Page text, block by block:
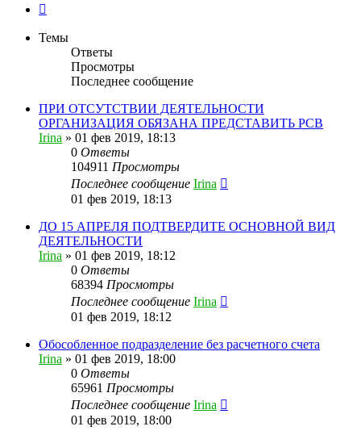
Темы
Ответы
Просмотры
Последнее сообщение
ПРИ ОТСУТСТВИИ ДЕЯТЕЛЬНОСТИ
ОРГАНИЗАЦИЯ ОБЯЗАНА ПРЕДСТАВИТЬ РСВ
Irina » 01 фев 2019, 18:13
0 Ответы
104911 Просмотры
Последнее сообщение Irina
01 фев 2019, 18:13
ДО 15 АПРЕЛЯ ПОДТВЕРДИТЕ ОСНОВНОЙ ВИД
ДЕЯТЕЛЬНОСТИ
Irina » 01 фев 2019, 18:12
0 Ответы
68394 Просмотры
Последнее сообщение Irina
01 фев 2019, 18:12
Обособленное подразделение без расчетного счета
Irina » 01 фев 2019, 18:00
0 Ответы
65961 Просмотры
Последнее сообщение Irina
01 фев 2019, 18:00